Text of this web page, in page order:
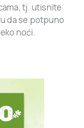
tj. utisnite
da se potpuno
noći.